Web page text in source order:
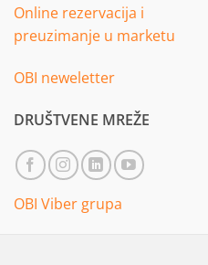
Online rezervacija i
preuzimanje u marketu
OBI neweletter
DRUŠTVENE MREŽE
OBI Viber grupa